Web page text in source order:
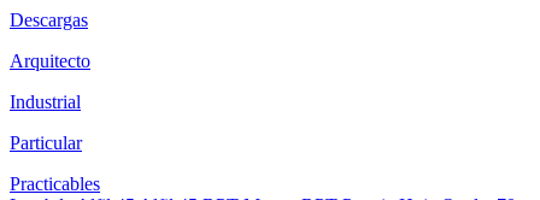
Descargas
Arquitecto
Industrial
Particular
Practicables